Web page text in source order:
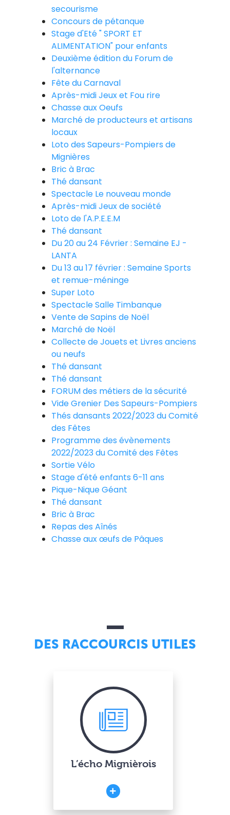
secourisme
Concours de pétanque
Stage d'Eté " SPORT ET
ALIMENTATION" pour enfants
Deuxième édition du Forum de
l'alternance
Fête du Carnaval
Après-midi Jeux et Fou rire
Chasse aux Oeufs
Marché de producteurs et artisans
locaux
Loto des Sapeurs-Pompiers de
Mignières
Bric à Brac
Thé dansant
Spectacle Le nouveau monde
Après-midi Jeux de société
Loto de l'A.P.E.E.M
Thé dansant
Du 20 au 24 Février : Semaine EJ -
LANTA
Du 13 au 17 février : Semaine Sports
et remue-méninge
Super Loto
Spectacle Salle Timbanque
Vente de Sapins de Noël
Marché de Noël
Collecte de Jouets et Livres anciens
ou neufs
Thé dansant
Thé dansant
FORUM des métiers de la sécurité
Vide Grenier Des Sapeurs-Pompiers
Thés dansants 2022/2023 du Comité
des Fêtes
Programme des évènements
2022/2023 du Comité des Fêtes
Sortie Vélo
Stage d'été enfants 6-11 ans
Pique-Nique Géant
Thé dansant
Bric à Brac
Repas des Aînés
Chasse aux œufs de Pâques
DES RACCOURCIS UTILES
L’écho Mignièrois